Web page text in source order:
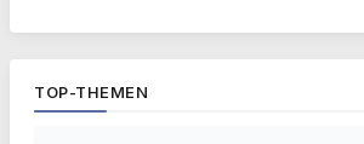
TOP-THEMEN